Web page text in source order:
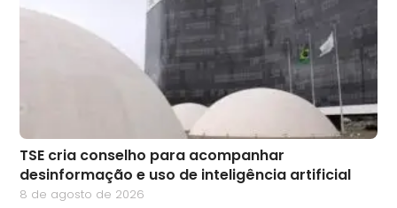
TSE cria conselho para acompanhar
desinformação e uso de inteligência artificial
8 de agosto de 2026